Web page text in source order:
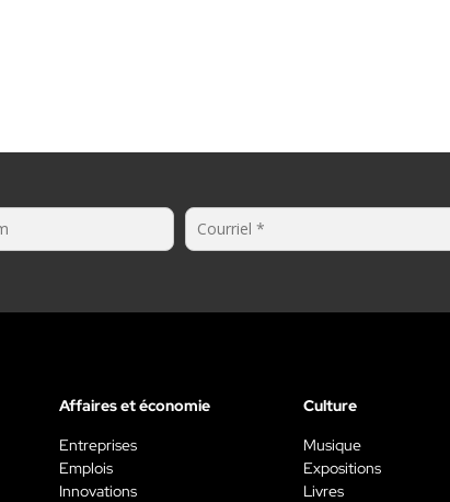
Affaires et économie
Entreprises
Emplois
Innovations
Culture
Musique
Expositions
Livres